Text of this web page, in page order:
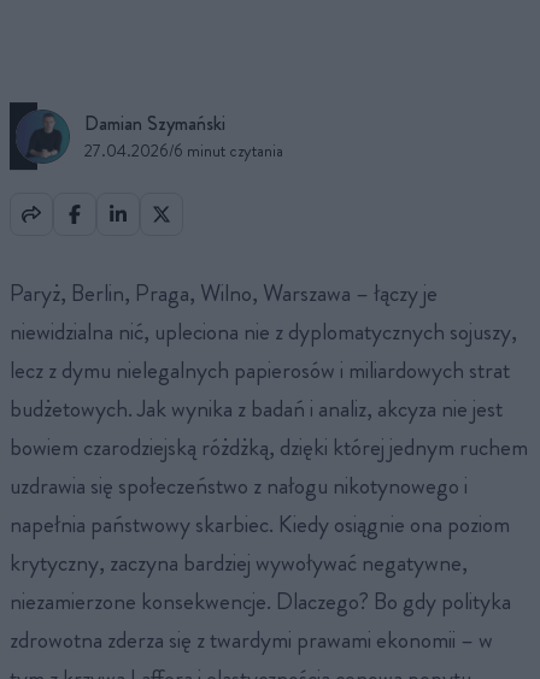
Damian Szymański
27.04.2026/6 minut czytania
Paryż, Berlin, Praga, Wilno, Warszawa – łączy je
niewidzialna nić, upleciona nie z dyplomatycznych sojuszy,
lecz z dymu nielegalnych papierosów i miliardowych strat
budżetowych. Jak wynika z badań i analiz, akcyza nie jest
bowiem czarodziejską różdżką, dzięki której jednym ruchem
uzdrawia się społeczeństwo z nałogu nikotynowego i
napełnia państwowy skarbiec. Kiedy osiągnie ona poziom
krytyczny, zaczyna bardziej wywoływać negatywne,
niezamierzone konsekwencje. Dlaczego? Bo gdy polityka
zdrowotna zderza się z twardymi prawami ekonomii – w